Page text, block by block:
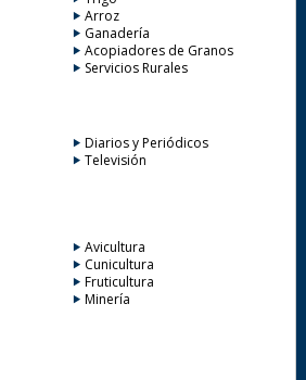
Arroz
Ganadería
Acopiadores de Granos
Servicios Rurales
Diarios y Periódicos
Televisión
Avicultura
Cunicultura
Fruticultura
Minería